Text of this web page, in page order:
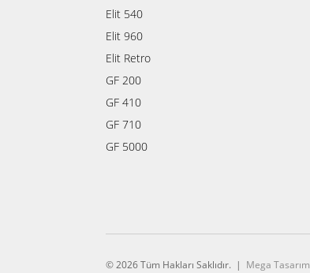
Elit 540
Elit 960
Elit Retro
GF 200
GF 410
GF 710
GF 5000
© 2026 Tüm Hakları Saklıdır. | Mega Tasarım